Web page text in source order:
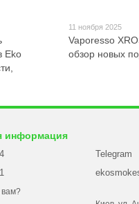
Eko
11 ноября 2025
Vaporesso
обзор новых
информация
вам?
Telegram